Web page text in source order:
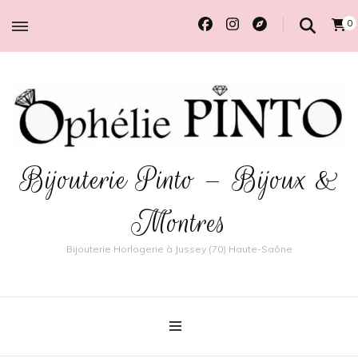
0
Bijouterie Pinto – Bijoux &
Montres
Bijouterie Horlogerie à Jussey (70) Haute-Saône